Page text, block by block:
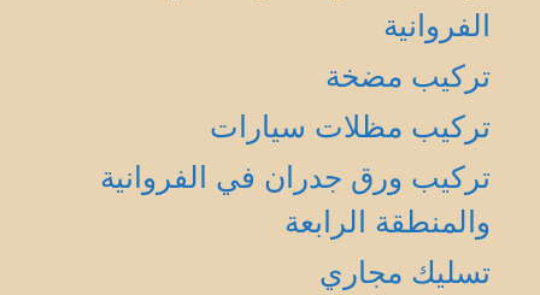
الفروانية
تركيب مضخة
تركيب مظلات سيارات
تركيب ورق جدران في الفروانية
والمنطقة الرابعة
تسليك مجاري